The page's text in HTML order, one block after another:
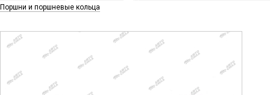
Поршни и поршневые кольца